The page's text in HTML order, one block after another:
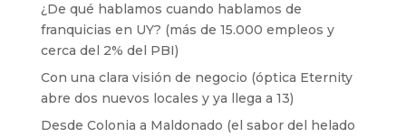
¿De qué hablamos cuando hablamos de
franquicias en UY? (más de 15.000 empleos y
cerca del 2% del PBI)
Con una clara visión de negocio (óptica Eternity
abre dos nuevos locales y ya llega a 13)
Desde Colonia a Maldonado (el sabor del helado